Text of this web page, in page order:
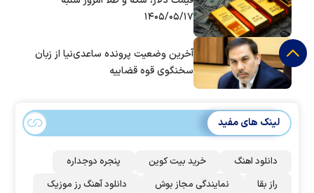
۱۴۰۵/۰۵/۱۷
آخرین وضعیت پرونده ساعدی‌نیا از زبان
سخنگوی قوه قضاییه
لینک های مفید
دانلود اهنگ خرید بیت کوین
پنجره دوجداره
راز بقا
نمایندگی مجاز بوش
دانلود آهنگ رز‌ موزیک